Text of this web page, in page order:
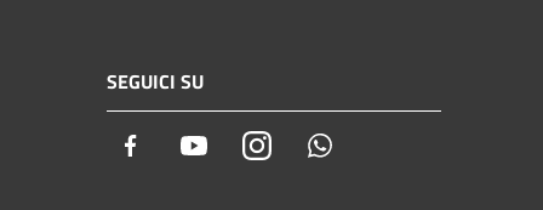
SEGUICI SU
Facebook YoutubeInstagram